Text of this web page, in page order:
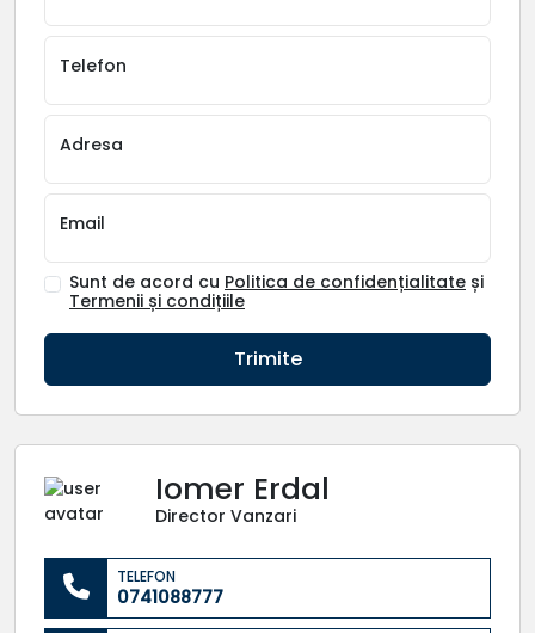
Telefon
Adresa
Email
Sunt de acord cu Politica de confidențialitate și
Termenii și condițiile
Trimite
Iomer Erdal
Director Vanzari
TELEFON
0741088777